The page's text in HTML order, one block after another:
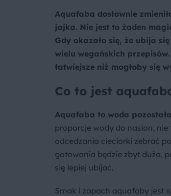
Aquafaba dosłownie
jajka. Nie jest to żaden
Gdy okazało się, że ubija
wielu wegańskich przepisów.
łatwiejsze niż mogłoby się
Co to jest
Aquafaba to woda
proporcje wody do nasion,
odcedzania cieciorki zebrać
gotowania będzie zbyt dużo,
się lepiej ubijać.
Smak i zapach aquafaby jest